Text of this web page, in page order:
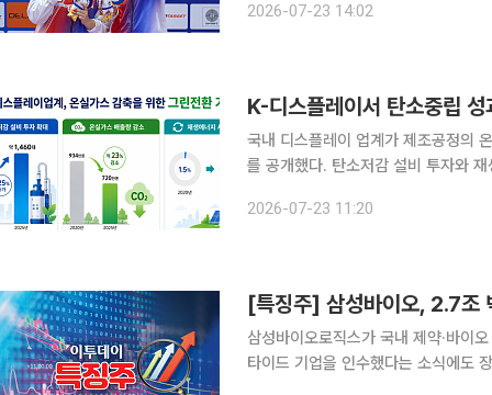
수를 쌓았고, 2단계 엘리미네이션에
2026-07-23 14:02
K-디스플레이서 탄소중립
국내 디스플레이 업계가 제조공정의
를 공개했다. 탄소저감 설비 투자와
22일부터 24일까지 서울 코엑스에
2026-07-23 11:20
[특징주] 삼성바이오, 2.7조
삼성바이오로직스가 국내 제약·바이
타이드 기업을 인수했다는 소식에도 장 초반 약세를 보